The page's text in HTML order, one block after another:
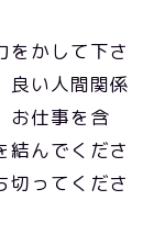
をかして下さ
良い人間関係
お仕事を含
結んでくださ
切ってくださ